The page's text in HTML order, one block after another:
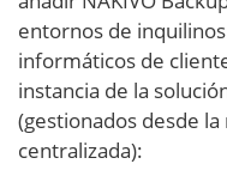
entornos de
informáticos de
instancia de la
(gestionados desde
centralizada):